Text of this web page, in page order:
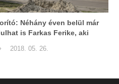
Néhány éven belül már
is Farkas Ferike, aki
2018. 05. 26.